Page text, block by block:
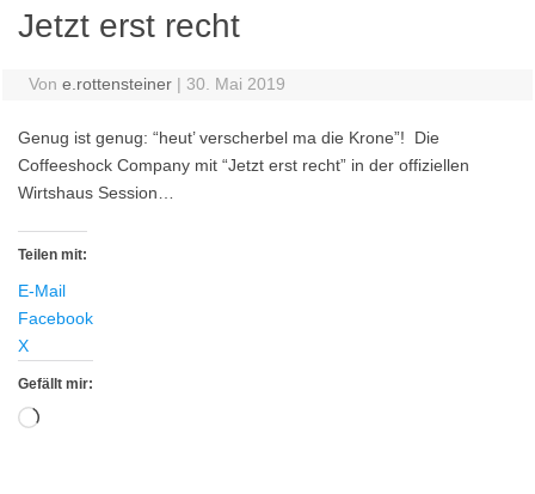
Jetzt erst recht
Vone.rottensteiner | 30. Mai 2019
Genug ist genug: “heut’ verscherbel ma die Krone”! Die
Coffeeshock Company mit “Jetzt erst recht” in der offiziellen
Wirtshaus Session…
Teilen mit:
E-Mail
Facebook
X
Gefällt mir:
Wird